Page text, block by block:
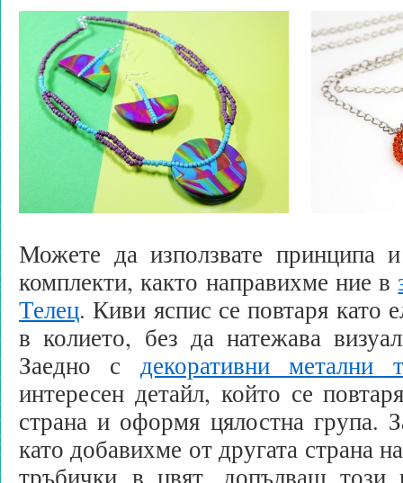
Можете да използвате принципа
комплекти, както направихме ние в
Телец. Киви яспис се повтаря като
в колието, без да натежава
Заедно с декоративни метални
интересен детайл, който се
страна и оформя цялостна група.
като добавихме от другата страна
тръбички в цвят, допълващ този